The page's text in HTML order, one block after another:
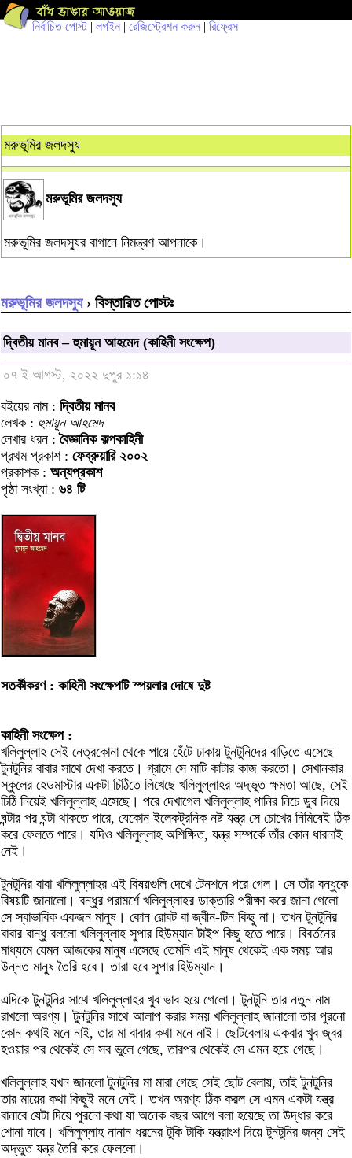
নির্বাচিত পোস্ট| লগইন | রেজিস্ট্রেশন করুন | রিফ্রেস
মরুভূমির জলদস্যু
মরুভূমির জলদস্যু
মরুভূমির জলদস্যুর বাগানে নিমন্ত্রণ আপনাকে।
মরুভূমির জলদস্যু› বিস্তারিত পোস্টঃ
দ্বিতীয় মানব – হুমায়ূন আহমেদ (কাহিনী সংক্ষেপ)
০৭ ই আগস্ট, ২০২২ দুপুর ১:১৪
বইয়ের নাম : দ্বিতীয় মানব
লেখক : হুমায়ূন আহমেদ
লেখার ধরন :বৈজ্ঞানিক কল্পকাহিনী
প্রথম প্রকাশ : ফেব্রুয়ারি ২০০২
প্রকাশক : অন্যপ্রকাশ
পৃষ্ঠা সংখ্যা : ৬৪ টি
সতর্কীকরণ : কাহিনী সংক্ষেপটি স্পয়লার দোষে দুষ্ট
কাহিনী সংক্ষেপ :
খলিলুল্লাহ সেই নেত্রকোনা থেকে পায়ে হেঁটে ঢাকায় টুনটুনিদের বাড়িতে এসেছে
টুনটুনির বাবার সাথে দেখা করতে। গ্রামে সে মাটি কাটার কাজ করতো। সেখানকার
স্কুলের হেডমাস্টার একটা চিঠিতে লিখেছে খলিলুল্লাহর অদ্ভূত ক্ষমতা আছে, সেই
চিঠি নিয়েই খলিলুল্লাহ এসেছে। পরে দেখাগেল খলিলুল্লাহ পানির নিচে ডুব দিয়ে
ঘন্টার পর ঘন্টা থাকতে পারে, যেকোন ইলেকট্রনিক নষ্ট যন্ত্র সে চোখের নিমিষেই ঠিক
করে ফেলতে পারে। যদিও খলিলুল্লাহ অশিক্ষিত, যন্ত্র সম্পর্কে তাঁর কোন ধারনাই
নেই।
টুনটুনির বাবা খলিলুল্লাহর এই বিষয়গুলি দেখে টেনশনে পরে গেল। সে তাঁর বন্ধুকে
বিষয়টি জানালো। বন্ধুর পরামর্শে খলিলুল্লাহর ডাক্তারি পরীক্ষা করে জানা গেলো
সে স্বাভাবিক একজন মানুষ। কোন রোবট বা জ্বীন-টিন কিছু না। তখন টুনটুনির
বাবার বান্ধু বললো খলিলুল্লাহ সুপার হিউম্যান টাইপ কিছু হতে পারে। বিবর্তনের
মাধ্যমে যেমন আজকের মানুষ এসেছে তেমনি এই মানুষ থেকেই এক সময় আর
উন্নত মানুষ তৈরি হবে। তারা হবে সুপার হিউম্যান।
এদিকে টুনটুনির সাথে খলিলুল্লাহর খুব ভাব হয়ে গেলো। টুনটুনি তার নতুন নাম
রাখলো অরণ্য। টুনটুনির সাথে আলাপ করার সময় খলিলুল্লাহ জানালো তার পুরনো
কোন কথাই মনে নাই, তার মা বাবার কথা মনে নাই। ছোটবেলায় একবার খুব জ্বর
হওয়ার পর থেকেই সে সব ভুলে গেছে, তারপর থেকেই সে এমন হয়ে গেছে।
খলিলুল্লাহ যখন জানলো টুনটুনির মা মারা গেছে সেই ছোট বেলায়, তাই টুনটুনির
তার মায়ের কথা কিছুই মনে নেই। তখন অরণ্য ঠিক করল সে এমন একটা যন্ত্র
বানাবে যেটা দিয়ে পুরনো কথা যা অনেক বছর আগে বলা হয়েছে তা উদ্ধার করে
শোনা যাবে। খলিলুল্লাহ নানান ধরনের টুকি টাকি যন্ত্রাংশ দিয়ে টুনটুনির জন্য সেই
অদ্ভুত যন্ত্র তৈরি করে ফেললো।